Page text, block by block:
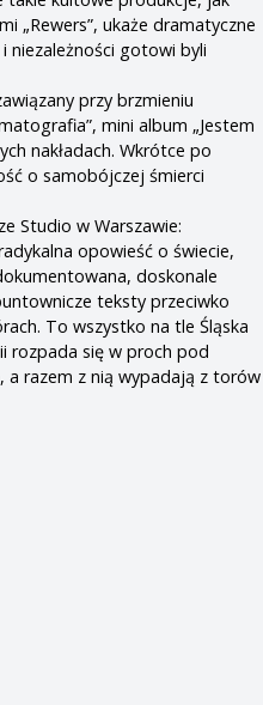
„Rewers”, ukaże dramatyczne
niezależności gotowi byli
przy brzmieniu
mini album „Jestem
nakładach. Wkrótce po
o samobójczej śmierci
Studio w Warszawie:
opowieść o świecie,
doskonale
teksty przeciwko
To wszystko na tle Śląska
rozpada się w proch pod
a razem z nią wypadają z torów